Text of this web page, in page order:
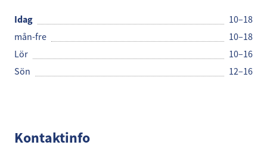
Idag
10–18
mån-fre
10–18
Lör
10–16
Sön
12–16
Kontaktinfo